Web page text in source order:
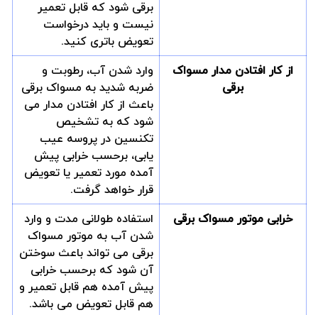
برقی شود که قابل تعمیر
نیست و باید درخواست
تعویض باتری کنید.
از کار افتادن مدار مسواک
برقی
وارد شدن آب، رطوبت و
ضربه شدید به مسواک برقی
باعث از کار افتادن مدار می
شود که به تشخیص
تکنسین در پروسه عیب
یابی، برحسب خرابی پیش
آمده مورد تعمیر یا تعویض
قرار خواهد گرفت.
خرابی موتور مسواک برقی
استفاده طولانی مدت و وارد
شدن آب به موتور مسواک
برقی می تواند باعث سوختن
آن شود که برحسب خرابی
پیش آمده هم قابل تعمیر و
هم قابل تعویض می باشد.